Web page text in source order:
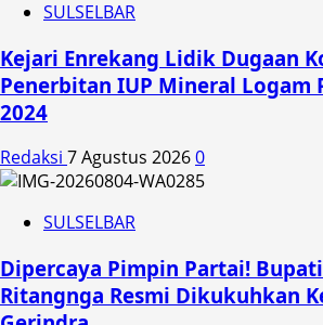
SULSELBAR
Kejari Enrekang Lidik Dugaan
Penerbitan IUP Mineral Logam
2024
Redaksi 7 Agustus 20260
SULSELBAR
Dipercaya Pimpin Partai!
Ritangnga Resmi Dikukuhkan